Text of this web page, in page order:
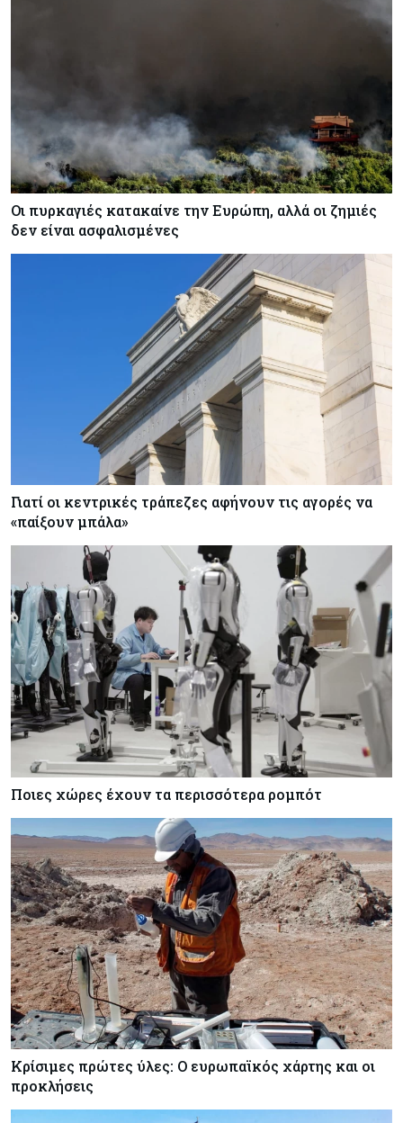
Οι πυρκαγιές κατακαίνε την Ευρώπη, αλλά οι ζημιές
δεν είναι ασφαλισμένες
Γιατί οι κεντρικές τράπεζες αφήνουν τις αγορές να
«παίξουν μπάλα»
Ποιες χώρες έχουν τα περισσότερα ρομπότ
Κρίσιμες πρώτες ύλες: Ο ευρωπαϊκός χάρτης και οι
προκλήσεις